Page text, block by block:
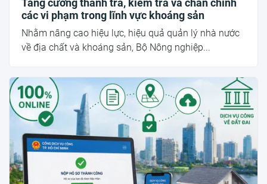
Tăng cường thanh tra, kiểm tra và chấn chỉnh
các vi phạm trong lĩnh vực khoáng sản
Nhằm nâng cao hiệu lực, hiệu quả quản lý nhà nước
về địa chất và khoáng sản, Bộ Nông nghiệp...